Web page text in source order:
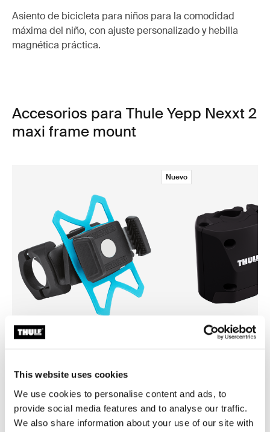
This website uses cookies
We use cookies to personalise content and ads, to
provide social media features and to analyse our traffic.
We also share information about your use of our site with
Asiento de bicicleta para niños para la comodidad
máxima del niño, con ajuste personalizado y hebilla
magnética práctica.
Accesorios para Thule Yepp Nexxt 2
maxi frame mount
fijación de smartphone para bicicleta
Nuevo